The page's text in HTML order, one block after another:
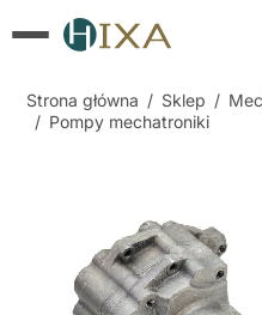
Strona główna / Sklep /
/ Pompy mechatroniki